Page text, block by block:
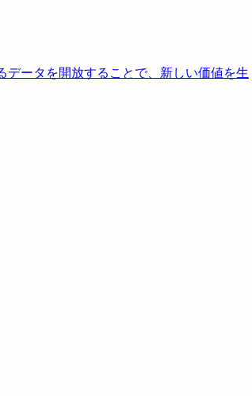
データを開放することで、新しい価値を生